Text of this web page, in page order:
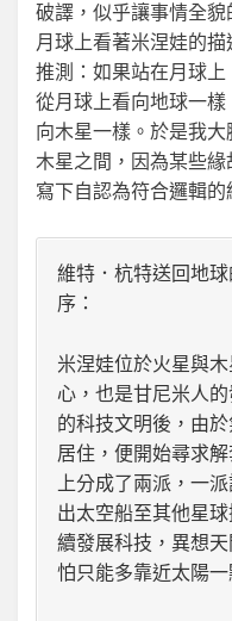
破譯，似乎讓事情全
月球上看著米涅娃的
推測：如果站在月球
從月球上看向地球一
向木星一樣。於是我
木星之間，因為某些緣
寫下自認為符合邏輯的
維特．杭特送回地
序：
米涅娃位於火星與
心，也是甘尼米人
的科技文明後，由
居住，便開始尋求
上分成了兩派，一
出太空船至其他星
續發展科技，異想
怕只能多靠近太陽一